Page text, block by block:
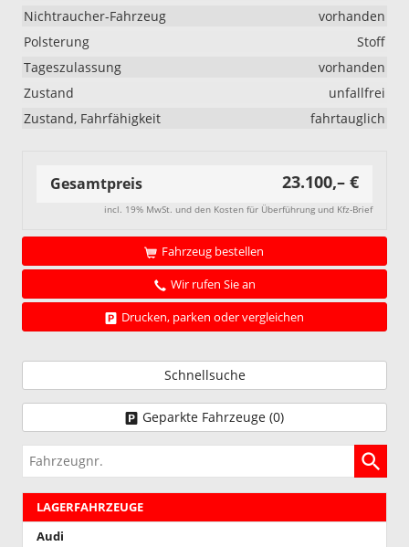
Nichtraucher-Fahrzeug
vorhanden
Polsterung
Stoff
Tageszulassung
vorhanden
Zustand
unfallfrei
Zustand, Fahrfähigkeit
fahrtauglich
Gesamtpreis 23.100,– €
incl. 19% MwSt. und den Kosten für Überführung und Kfz-Brief
Fahrzeug bestellen
Wir rufen Sie an
Drucken, parken oder vergleichen
Schnellsuche
Geparkte Fahrzeuge (0)
Fahrzeugnr.
LAGERFAHRZEUGE
Audi